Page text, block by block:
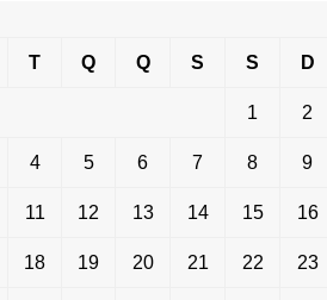
T Q Q S S D
1 2
4 5 6 7 8 9
11 12 13 14 15 16
18 19 20 21 22 23